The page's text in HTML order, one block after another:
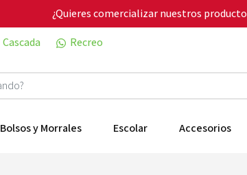
¿Quieres comercializar nuestros
Cascada Recreo
Bolsos y Morrales Escolar Accesorios